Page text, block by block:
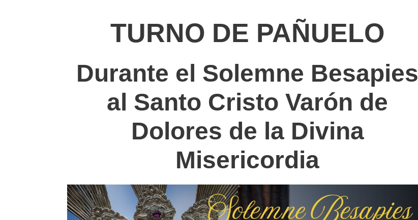
TURNO DE PAÑUELO
Durante el Solemne Besapies
al Santo Cristo Varón de
Dolores de la Divina
Misericordia